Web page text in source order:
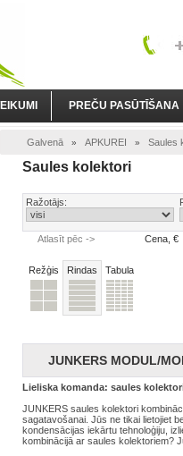
PREČU PASŪTĪŠANA
Galvenā » APKUREI » Saules
Saules kolektori
Ražotājs:
Atlasīt pēc -> Cena, €
Režģis Rindas Tabula
JUNKERS MODUL/
Lieliska komanda: saules
JUNKERS saules kolektori
sagatavošanai. Jūs ne tikai lietojiet
kondensācijas iekārtu tehnoloģiju,
kombinācijā ar saules kolektoriem?